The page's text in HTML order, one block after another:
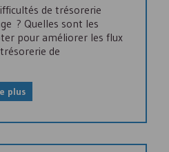
de trésorerie
? Quelles sont les
pour améliorer les flux
de
plus